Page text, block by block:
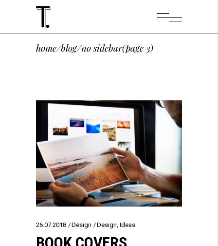
home/blog/no sidebar(page 3)
26.07.2018 Design Design, Ideas